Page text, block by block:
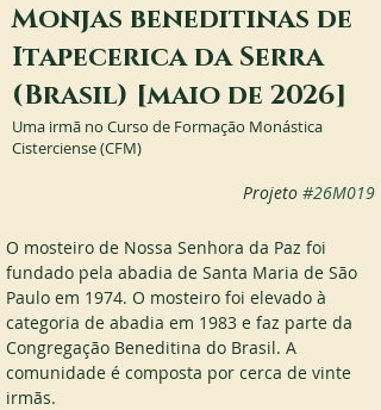
Monjas beneditinas de
Itapecerica da Serra
(Brasil) [maio de 2026]
Uma irmã no Curso de Formação Monástica
Cisterciense (CFM)
Projeto #26M019
O mosteiro de Nossa Senhora da Paz foi
fundado pela abadia de Santa Maria de São
Paulo em 1974. O mosteiro foi elevado à
categoria de abadia em 1983 e faz parte da
Congregação Beneditina do Brasil. A
comunidade é composta por cerca de vinte
irmãs.